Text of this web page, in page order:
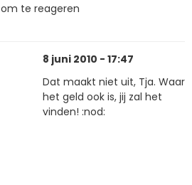
om te reageren
8 juni 2010 - 17:47
Dat maakt niet uit, Tja. Waar
het geld ook is, jij zal het
vinden! :nod: